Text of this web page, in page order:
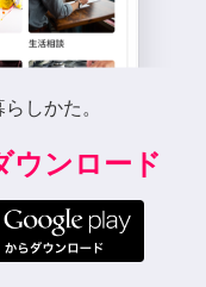
しかた。
ウンロード